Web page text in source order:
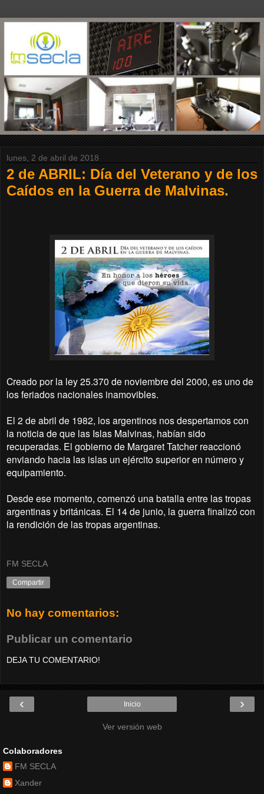
lunes, 2 de abril de 2018
2 de ABRIL: Día del Veterano y de los
Caídos en la Guerra de Malvinas.
Creado por la ley 25.370 de noviembre del 2000, es uno de
los feriados nacionales inamovibles.
El 2 de abril de 1982, los argentinos nos despertamos con
la noticia de que las Islas Malvinas, habían sido
recuperadas. El gobierno de Margaret Tatcher reaccionó
enviando hacia las islas un ejército superior en número y
equipamiento.
Desde ese momento, comenzó una batalla entre las tropas
argentinas y británicas. El 14 de junio, la guerra finalizó con
la rendición de las tropas argentinas.
FM SECLA
Compartir
No hay comentarios:
Publicar un comentario
DEJA TU COMENTARIO!
‹ ›
Inicio
Ver versión web
Colaboradores
FM SECLA
Xander